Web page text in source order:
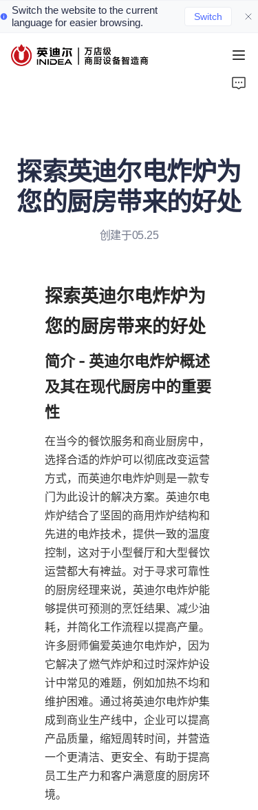
Switch the website to the current
language for easier browsing.
Switch
探索英迪尔电炸炉为
您的厨房带来的好处
创建于05.25
探索英迪尔电炸炉为
简介 - 英迪尔电炸炉概述
及其在现代厨房中的重要
在当今的餐饮服务和商业厨房中，
选择合适的炸炉可以彻底改变运营
方式，而英迪尔电炸炉则是一款专
门为此设计的解决方案。英迪尔电
炸炉结合了坚固的商用炸炉结构和
先进的电炸技术，提供一致的温度
控制，这对于小型餐厅和大型餐饮
运营都大有裨益。对于寻求可靠性
的厨房经理来说，英迪尔电炸炉能
够提供可预测的烹饪结果、减少油
耗，并简化工作流程以提高产量。
许多厨师偏爱英迪尔电炸炉，因为
它解决了燃气炸炉和过时深炸炉设
计中常见的难题，例如加热不均和
维护困难。通过将英迪尔电炸炉集
成到商业生产线中，企业可以提高
产品质量，缩短周转时间，并营造
一个更清洁、更安全、有助于提高
员工生产力和客户满意度的厨房环
境。
首页
案例
资讯